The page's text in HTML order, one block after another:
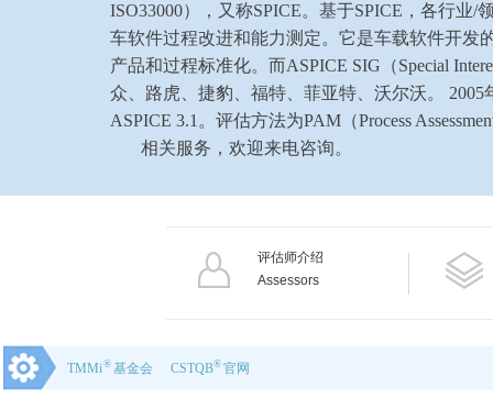
ISO33000），又称SPICE。基于SPICE，各行业
车软件过程改进和能力测定。它是车载软件开发
产品和过程标准化。而ASPICE SIG（Special
众、路虎、捷豹、福特、菲亚特、沃尔沃。 2005
ASPICE 3.1。评估方法为PAM（Process
相关服务，欢迎来电咨询。
CSTQB
基金会
TMMi 官网
® ®
评估师介绍
Assessors